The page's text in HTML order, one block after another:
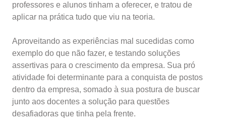
professores e alunos tinham a oferecer, e tratou de
aplicar na prática tudo que viu na teoria.
Aproveitando as experiências mal sucedidas como
exemplo do que não fazer, e testando soluções
assertivas para o crescimento da empresa. Sua pró
atividade foi determinante para a conquista de postos
dentro da empresa, somado à sua postura de buscar
junto aos docentes a solução para questões
desafiadoras que tinha pela frente.